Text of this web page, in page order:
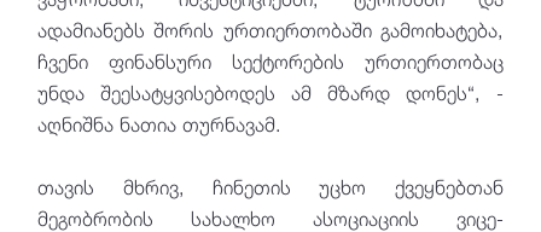
ადამიანებს შორის ურთიერთობაში გამოიხატება,
ჩვენი ფინანსური სექტორების ურთიერთობაც
უნდა შეესატყვისებოდეს ამ მზარდ დონეს“, -
აღნიშნა ნათია თურნავამ.
თავის მხრივ, ჩინეთის უცხო ქვეყნებთან
მეგობრობის სახალხო ასოციაციის ვიცე-